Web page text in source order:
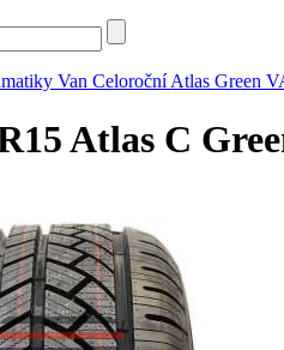
Van Celoroční Atlas Green
Atlas C